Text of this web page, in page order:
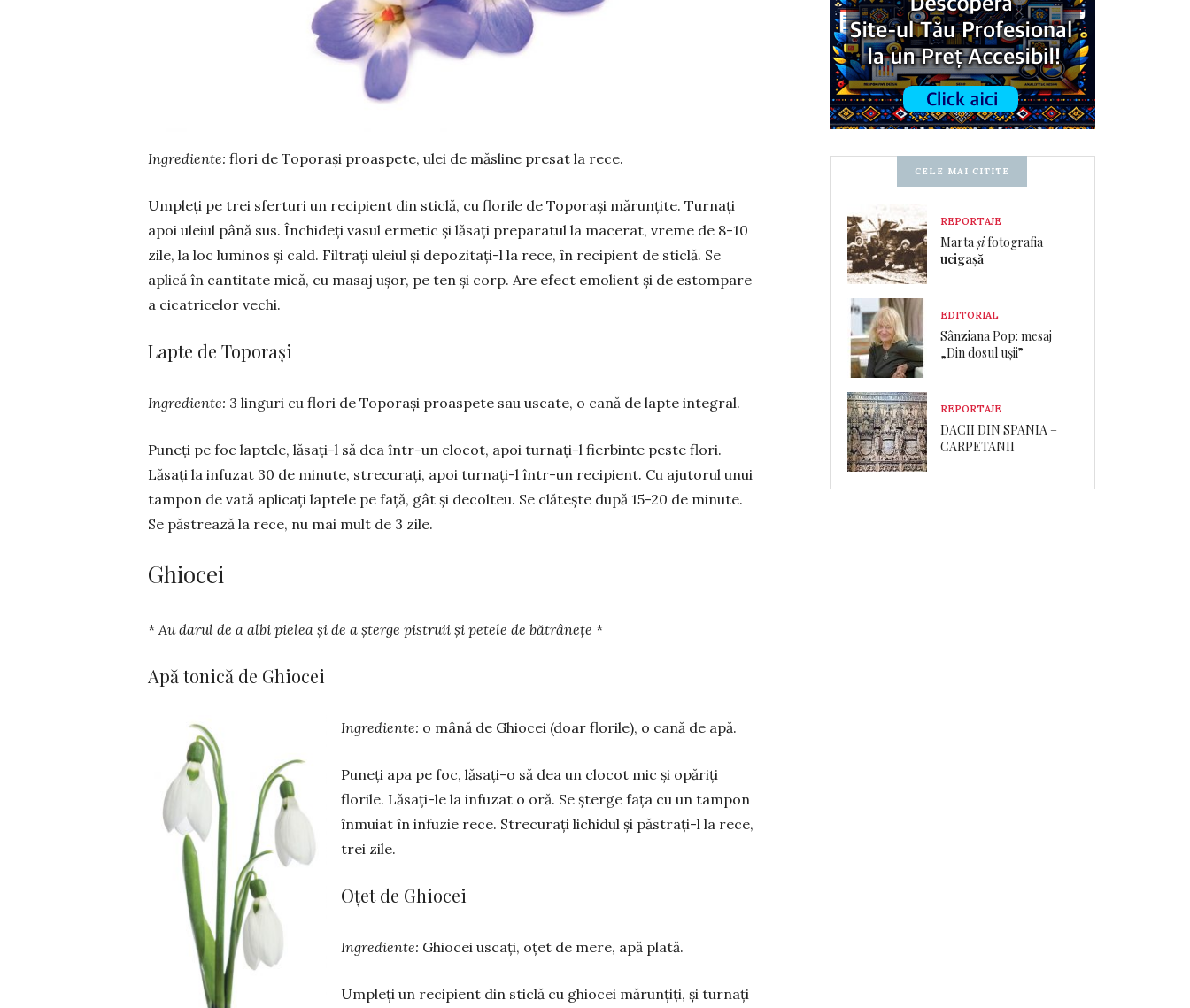
Ingrediente: flori de Toporași proaspete, ulei de măsline pre­sat la rece.
Umpleți pe trei sferturi un recipient din sticlă, cu florile de Toporași mărunțite. Turnați
apoi uleiul până sus. Închideți vasul ermetic și lăsați preparatul la ma­cerat, vreme de 8-10
zile, la loc luminos și cald. Filtrați uleiul și depozitați-l la rece, în reci­pient de sticlă. Se
aplică în cantitate mică, cu masaj ușor, pe ten și corp. Are efect emolient și de estompare
a cicatri­celor vechi.
Lapte de Toporași
Ingrediente: 3 linguri cu flori de Toporași proaspete sau uscate, o cană de lapte integral.
Puneți pe foc laptele, lăsați-l să dea într-un clocot, apoi turnați-l fier­binte peste flori.
Lăsați la infuzat 30 de minute, strecurați, apoi turnați-l într-un recipient. Cu ajutorul unui
tam­pon de vată aplicați laptele pe față, gât și decol­teu. Se clătește după 15-20 de minute.
Se păstrează la rece, nu mai mult de 3 zile.
Ghiocei
* Au darul de a albi pielea și de a șterge pistruii și petele de bătrânețe *
Apă tonică de Ghiocei
Ingrediente: o mână de Ghiocei (doar florile), o cană de apă.
Puneți apa pe foc, lăsați-o să dea un clocot mic și opăriți
florile. Lăsa­ți-le la infuzat o oră. Se șterge fața cu un tampon
înmuiat în infuzie rece. Strecurați lichidul și păstrați-l la rece,
trei zile.
Oțet de Ghiocei
Ingrediente: Ghiocei uscați, oțet de mere, apă plată.
Umpleți un recipient din sticlă cu ghiocei mărunțiți, și turnați
CELE MAI CITITE
REPORTAJE
Martașifotografia
ucigașă
EDITORIAL
Sânziana Pop: mesaj
„Din dosul ușii”
REPORTAJE
DACII DIN SPANIA –
CARPETANII